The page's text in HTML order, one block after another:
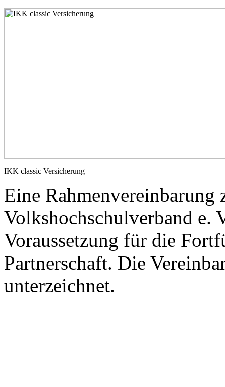
IKK classic Versicherung
Eine Rahmenvereinbarung
Volkshochschulverband e.
Voraussetzung für die
Partnerschaft. Die
unterzeichnet.